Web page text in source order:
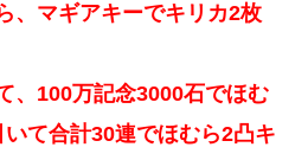
、マギアキーでキリカ2枚
、100万記念3000石でほむ
て合計30連でほむら2凸キ